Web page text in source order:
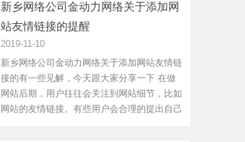
新乡网络公司金动力网络关于添加网
站友情链接的提醒
2019-11-10
新乡网络公司金动力网络关于添加网站友情链
接的有一些见解，今天跟大家分享一下 在做
网站后期，用户往往会关注到网站细节，比如
网站的友情链接。有些用户会合理的提出自己